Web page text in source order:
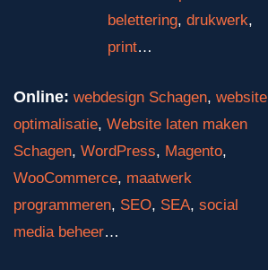
belettering, drukwerk,
print…
Online: webdesign Schagen, website
optimalisatie, Website laten maken
Schagen, WordPress, Magento,
WooCommerce, maatwerk
programmeren, SEO, SEA, social
media beheer…